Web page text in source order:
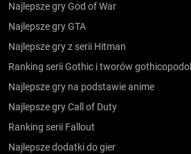
Najlepsze gry God of War
Najlepsze gry GTA
Najlepsze gry z serii Hitman
Ranking serii Gothic i tworów
Najlepsze gry na podstawie anime
Najlepsze gry Call of Duty
Ranking serii Fallout
Najlepsze dodatki do gier